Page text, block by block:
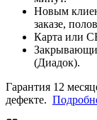
Новым
заказе,
Карта или
(Диадок).
Гарантия 12
дефекте.